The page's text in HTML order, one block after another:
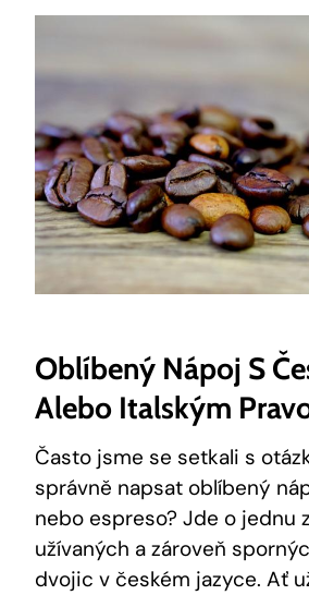
Oblíbený Nápoj S
Alebo Italským
Často jsme se setkali s
správně napsat oblíbený
nebo espreso? Jde o jednu
užívaných a zároveň
dvojic v českém jazyce. Ať